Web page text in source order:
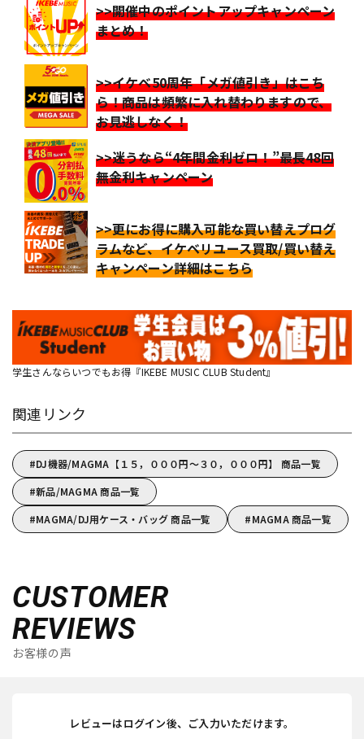
>>開催中のポイントアップキャンペーン
まとめ！
>>イケベ50周年「メガ値引き」はこち
ら！商品は頻繁に入れ替わりますので、
お見逃しなく！
>>迷うなら“4年間金利ゼロ！”最長48回
無金利キャンペーン
>>更にお得に購入可能な買い替えプログ
ラムなど、イケベリユース買取/買い替え
キャンペーン詳細はこちら
学生さんならいつでもお得『IKEBE MUSIC CLUB Student』
関連リンク
DJ機器/MAGMA【１５，０００円～３０，０００円】 商品一覧
新品/MAGMA 商品一覧
MAGMA/DJ用ケース・バッグ 商品一覧
MAGMA 商品一覧
CUSTOMER
REVIEWS
お客様の声
レビューはログイン後、ご入力いただけます。